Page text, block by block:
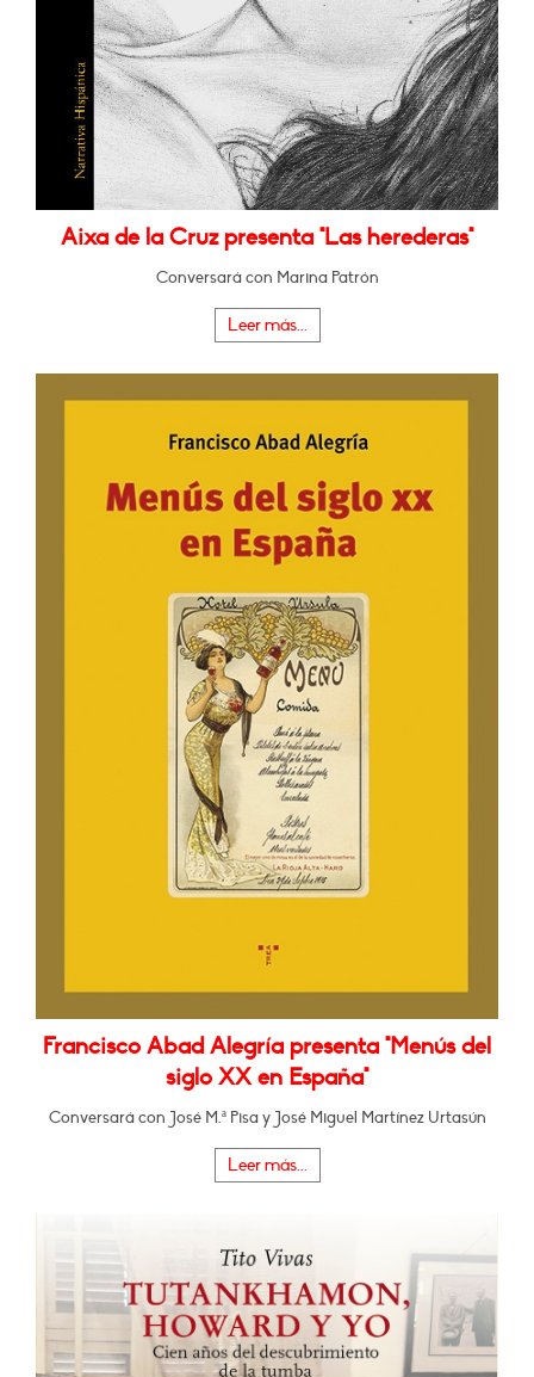
Aixa de la Cruz presenta "Las herederas"
Conversará con Marina Patrón
Leer más...
Francisco Abad Alegría presenta "Menús del
siglo XX en España"
Conversará con José M.ª Pisa y José Miguel Martínez Urtasún
Leer más...